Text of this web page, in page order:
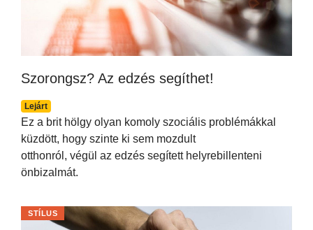
Szorongsz? Az edzés segíthet!
Lejárt
Ez a brit hölgy olyan komoly szociális problémákkal
küzdött, hogy szinte ki sem mozdult
otthonról, végül az edzés segített helyrebillenteni
önbizalmát.
STÍLUS